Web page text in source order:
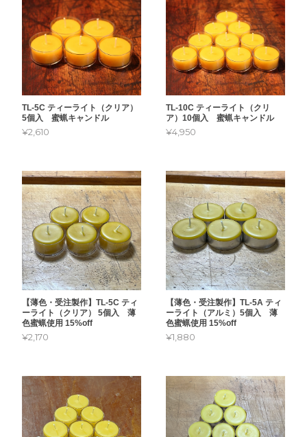
TL-5C ティーライト（クリア）
5個入 蜜蝋キャンドル
¥2,610
TL-10C ティーライト（クリ
ア）10個入 蜜蝋キャンドル
¥4,950
【薄色・受注製作】TL-5C ティ
ーライト（クリア） 5個入 薄
色蜜蝋使用 15%off
¥2,170
【薄色・受注製作】TL-5A ティ
ーライト（アルミ）5個入 薄
色蜜蝋使用 15%off
¥1,880